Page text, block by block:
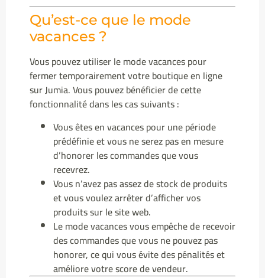
Qu’est-ce que le mode
vacances ?
Vous pouvez utiliser le mode vacances pour
fermer temporairement votre boutique en ligne
sur Jumia. Vous pouvez bénéficier de cette
fonctionnalité dans les cas suivants :
Vous êtes en vacances pour une période
prédéfinie et vous ne serez pas en mesure
d’honorer les commandes que vous
recevrez.
Vous n’avez pas assez de stock de produits
et vous voulez arrêter d’afficher vos
produits sur le site web.
Le mode vacances vous empêche de recevoir
des commandes que vous ne pouvez pas
honorer, ce qui vous évite des pénalités et
améliore votre score de vendeur.